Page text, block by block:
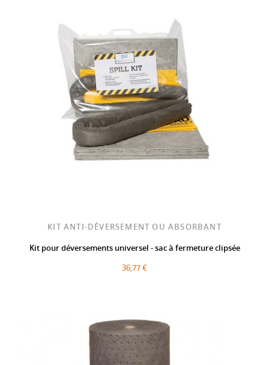
KIT ANTI-DÉVERSEMENT OU ABSORBANT
Kit pour déversements universel - sac à fermeture clipsée
36,77 €